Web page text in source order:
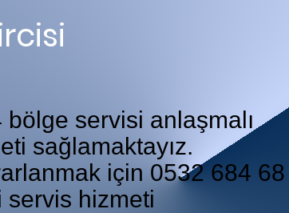
servisi anlaşmalı
sağlamaktayız.
için 0532 684
hizmeti